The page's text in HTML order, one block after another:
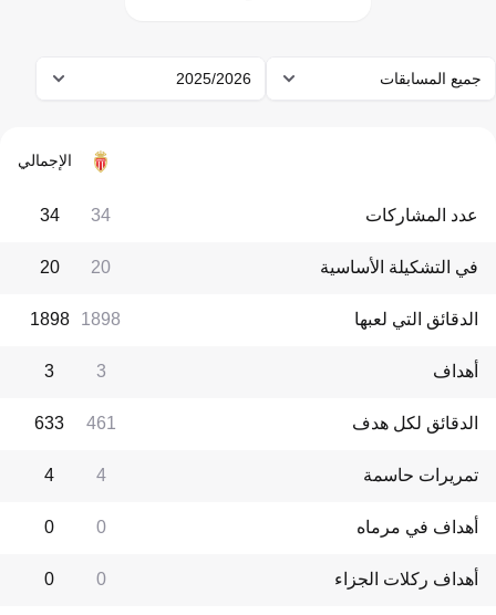
جميع المسابقات 2025/2026
الإجمالي
عدد المشاركات 34
34
في التشكيلة الأساسية 20
20
الدقائق التي لعبها 1898
1898
أهداف 3
3
الدقائق لكل هدف 461
633
تمريرات حاسمة 4
4
أهداف في مرماه 0
0
أهداف ركلات الجزاء 0
0